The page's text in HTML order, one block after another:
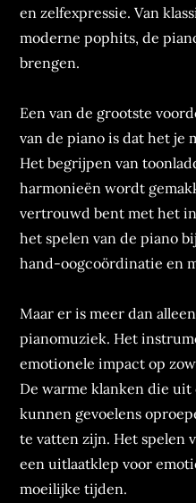
en zelfexpressie. Van
moderne pophits, de
brengen.
Een van de grootste
van de piano is dat het je
Het begrijpen van
harmonieën wordt
vertrouwd bent met het
het spelen van de piano
hand-oogcoördinatie en
Maar er is meer dan
pianomuziek. Het
emotionele impact op
De warme klanken die
kunnen gevoelens
te vatten zijn. Het spelen
een uitlaatklep voor
moeilijke tijden.